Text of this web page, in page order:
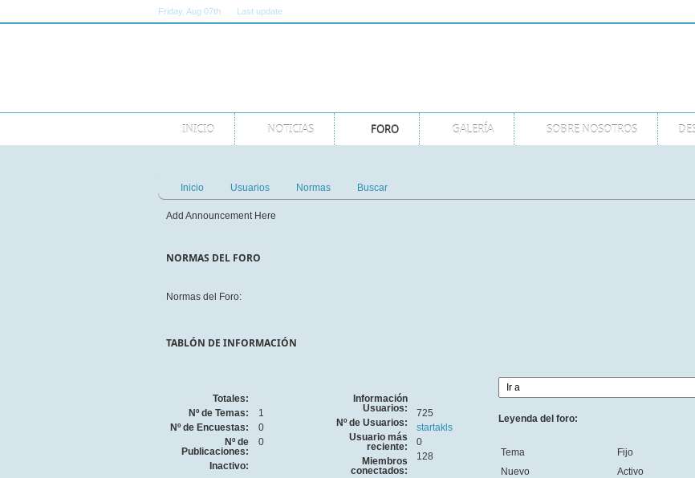
Friday , Aug 07th Last update
INICIO NOTICIAS FORO GALERÍA SOBRE NOSOTROS
Inicio Usuarios Normas Buscar
Add Announcement Here
NORMAS DEL FORO
Normas del Foro:
TABLÓN DE INFORMACIÓN
Totales:
Nº de Temas:
1
Nº de Encuestas:
0
Nº de
Publicaciones:
0
Inactivo:
Información
Usuarios:
Nº de Usuarios:
725
Usuario más
reciente:
startakls
Miembros
conectados:
0
128
Leyenda del foro:
Tema
Nuevo
Fijo
Activo